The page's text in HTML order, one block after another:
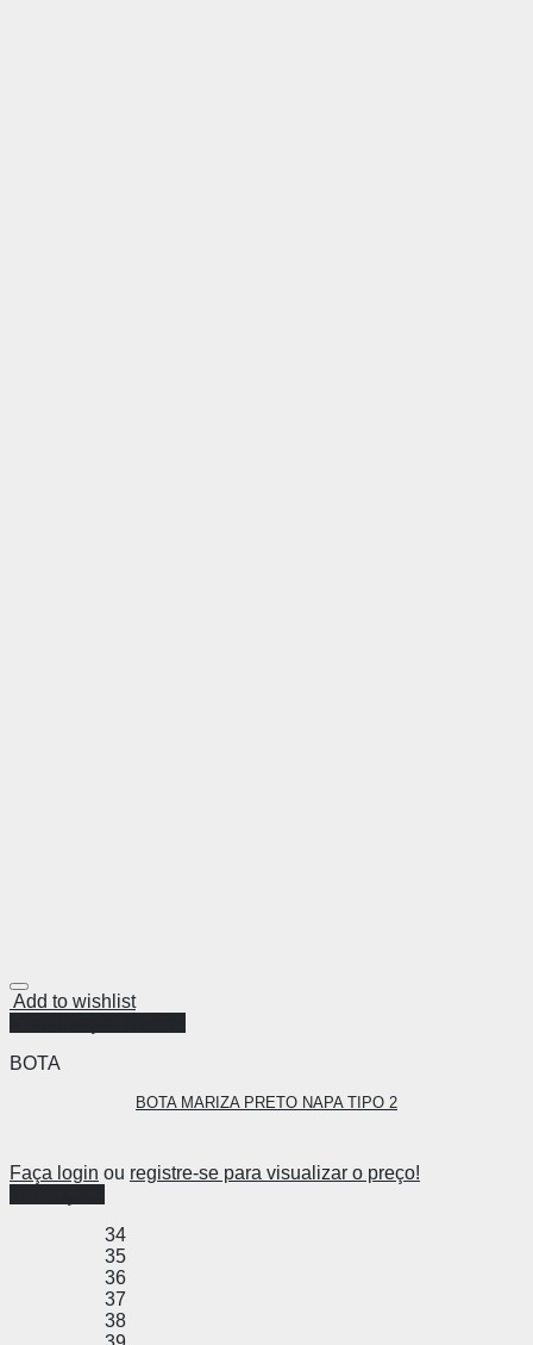
Add to wishlist
BOTA
BOTA MARIZA PRETO NAPA TIPO 2
Faça login ou registre-se para visualizar o preço!
34
35
36
37
38